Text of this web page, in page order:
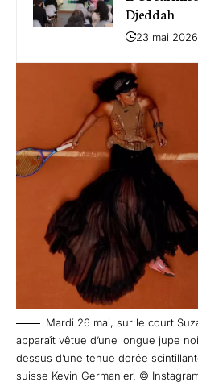
Djeddah
23 mai 2026
Mardi 26 mai, sur le court
apparaît vêtue d’une longue jupe
dessus d’une tenue dorée
suisse Kevin Germanier. ©